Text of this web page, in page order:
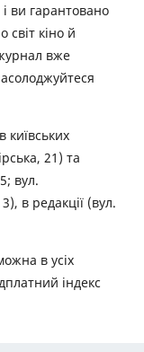
ви гарантовано
кіно й
вже
21) та
вул.
в редакції (вул.
в усіх
індекс